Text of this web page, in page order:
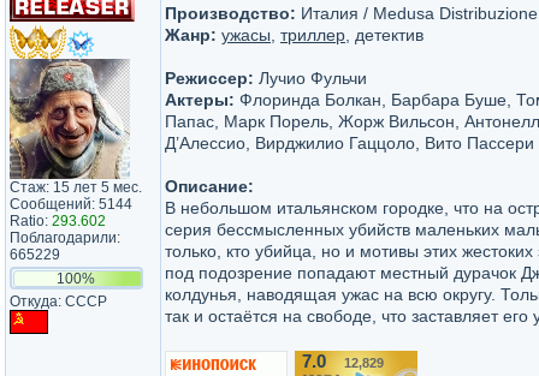
Стаж: 15 лет 5 мес.
Сообщений: 5144
Ratio: 293.602
Поблагодарили:
665229
100%
Откуда: СССР
Производство: Италия / Medusa Distribuzione
Жанр: ужасы триллер , детектив
Режиссер: Лучио Фульчи
Актеры: Флоринда Болкан, Барбара Буше,
Папас, Марк Порель, Жорж Вильсон,
Д’Алессио, Вирджилио Гаццоло, Вито Пассери
Описание:
В небольшом итальянском городке, что на
серия бессмысленных убийств маленьких
только, кто убийца, но и мотивы этих
под подозрение попадают местный дурачок
колдунья, наводящая ужас на всю округу.
так и остаётся на свободе, что заставляет его
7.0 12,829